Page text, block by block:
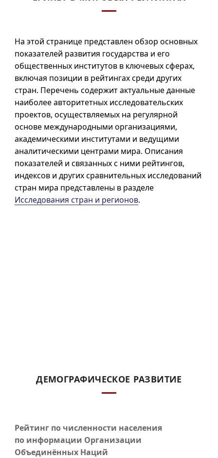
На этой странице представлен обзор основных
показателей развития государства и его
общественных институтов в ключевых сферах,
включая позиции в рейтингах среди других
стран. Перечень содержит актуальные данные
наиболее авторитетных исследовательских
проектов, осуществляемых на регулярной
основе международными организациями,
академическими институтами и ведущими
аналитическими центрами мира. Описания
показателей и связанных с ними рейтингов,
индексов и других сравнительных исследований
стран мира представлены в разделе
Исследования стран и регионов.
ДЕМОГРАФИЧЕСКОЕ РАЗВИТИЕ
Рейтинг по численности населения
по информации Организации
Объединённых Наций